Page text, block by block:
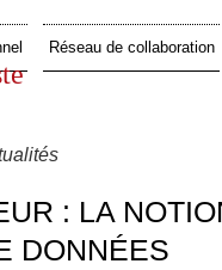
Réseau de collaboration
: LA
DONNÉES